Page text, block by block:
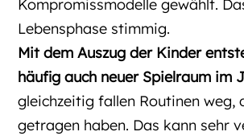
Kompromissmodelle gewählt.
Lebensphase stimmig.
Mit dem Auszug der Kinder
häufig auch neuer Spielraum im
gleichzeitig fallen Routinen weg,
getragen haben. Das kann sehr